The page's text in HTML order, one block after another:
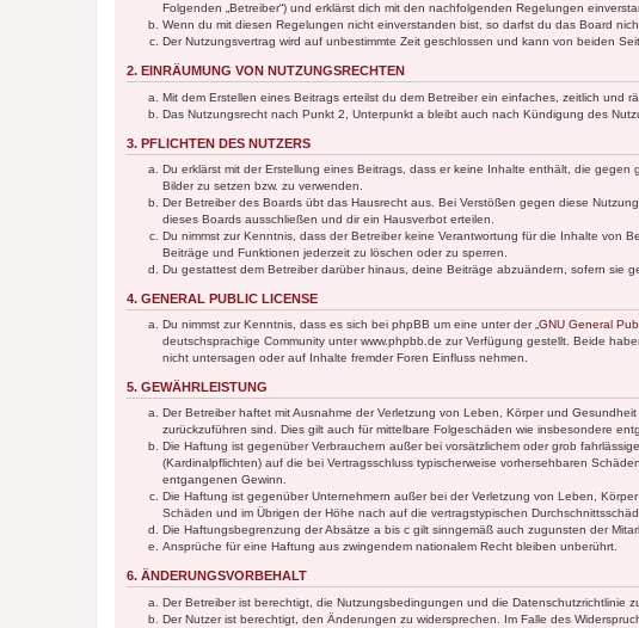
Folgenden „Betreiber“) und erklärst dich mit den nachfolgenden Regelungen
Wenn du mit diesen Regelungen nicht einverstanden bist, so darfst du das Board
Der Nutzungsvertrag wird auf unbestimmte Zeit geschlossen und kann von beiden
2. EINRÄUMUNG VON NUTZUNGSRECHTEN
Mit dem Erstellen eines Beitrags erteilst du dem Betreiber ein einfaches, zeitlich und
Das Nutzungsrecht nach Punkt 2, Unterpunkt a bleibt auch nach Kündigung des
3. PFLICHTEN DES NUTZERS
Du erklärst mit der Erstellung eines Beitrags, dass er keine Inhalte enthält, die
Bilder zu setzen bzw. zu verwenden.
Der Betreiber des Boards übt das Hausrecht aus. Bei Verstößen gegen diese
dieses Boards ausschließen und dir ein Hausverbot erteilen.
Du nimmst zur Kenntnis, dass der Betreiber keine Verantwortung für die Inhalte von
Beiträge und Funktionen jederzeit zu löschen oder zu sperren.
Du gestattest dem Betreiber darüber hinaus, deine Beiträge abzuändern, sofern sie
4. GENERAL PUBLIC LICENSE
Du nimmst zur Kenntnis, dass es sich bei phpBB um eine unter der „ GNU General
deutschsprachige Community unter www.phpbb.de zur Verfügung gestellt. Beide
nicht untersagen oder auf Inhalte fremder Foren Einfluss nehmen.
5. GEWÄHRLEISTUNG
Der Betreiber haftet mit Ausnahme der Verletzung von Leben, Körper und
zurückzuführen sind. Dies gilt auch für mittelbare Folgeschäden wie insbesondere
Die Haftung ist gegenüber Verbrauchern außer bei vorsätzlichem oder grob
(Kardinalpflichten) auf die bei Vertragsschluss typischerweise vorhersehbaren
entgangenen Gewinn.
Die Haftung ist gegenüber Unternehmern außer bei der Verletzung von Leben,
Schäden und im Übrigen der Höhe nach auf die vertragstypischen
Die Haftungsbegrenzung der Absätze a bis c gilt sinngemäß auch zugunsten der
Ansprüche für eine Haftung aus zwingendem nationalem Recht bleiben unberührt.
6. ÄNDERUNGSVORBEHALT
Der Betreiber ist berechtigt, die Nutzungsbedingungen und die Datenschutzrichtlinie
Der Nutzer ist berechtigt, den Änderungen zu widersprechen. Im Falle des